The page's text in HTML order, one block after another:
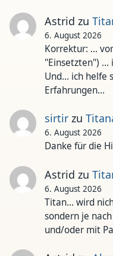
Astrid zu
6. August 2026
Korrektur: ...
"Einsetzten")
Und... ich helfe
Erfahrungen…
sirtirzu
6. August 2026
Danke für die
Astrid zu
6. August 2026
Titan... wird
sondern je
und/oder mit